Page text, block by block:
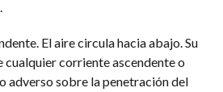
El aire circula hacia abajo. Su
cualquier corriente ascendente o
adverso sobre la penetración del